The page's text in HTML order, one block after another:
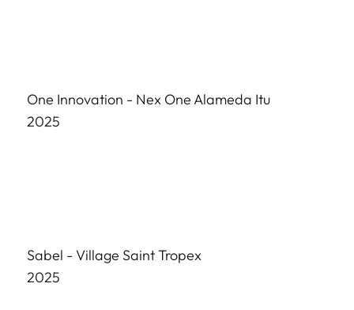
One Innovation - Nex One Alameda Itu
2025
Sabel - Village Saint Tropex
2025